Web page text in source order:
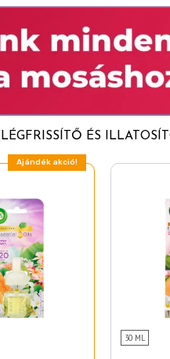
ÉS
Ajándék akció!
30 ML